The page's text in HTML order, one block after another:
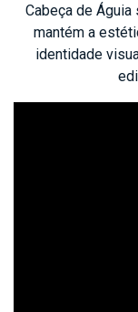
Cabeça de Águia
mantém a
identidade